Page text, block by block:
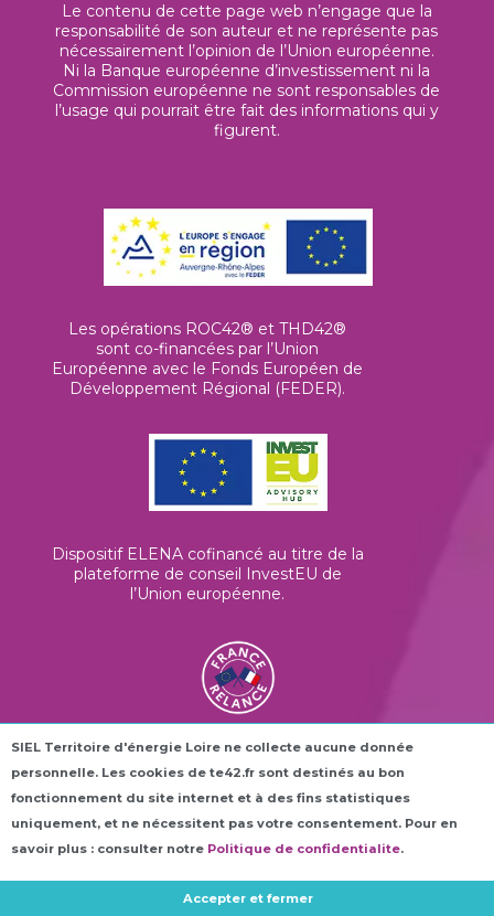
Le contenu de cette page web n’engage que la
responsabilité de son auteur et ne représente pas
nécessairement l’opinion de l’Union européenne.
Ni la Banque européenne d’investissement ni la
Commission européenne ne sont responsables de
l’usage qui pourrait être fait des informations qui y
figurent.
Les opérations ROC42® et THD42®
sont co-financées par l’Union
Européenne avec le Fonds Européen de
Développement Régional (FEDER).
Dispositif ELENA cofinancé au titre de la
plateforme de conseil InvestEU de
l’Union européenne.
Les horloges connectées ROC42® sont
financées dans le cadre du plan France
Relance.
SIEL Territoire d'énergie Loire ne collecte aucune donnée
personnelle. Les cookies de te42.fr sont destinés au bon
fonctionnement du site internet et à des fins statistiques
uniquement, et ne nécessitent pas votre consentement. Pour en
savoir plus : consulter notre Politique de confidentialite.
Accepter et fermer